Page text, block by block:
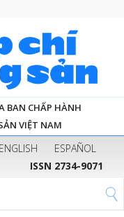
BAN CHẤP HÀNH
VIỆT NAM
ENGLISH
ESPAÑOL
ISSN 2734-9071